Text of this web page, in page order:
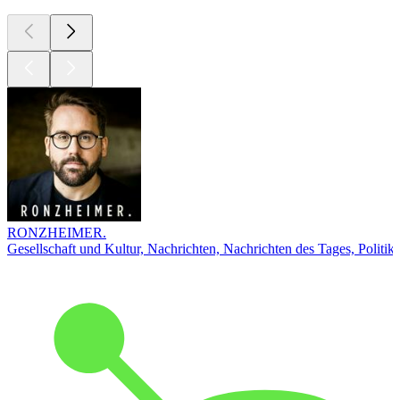
RONZHEIMER.
Gesellschaft und Kultur, Nachrichten, Nachrichten des Tages, Politik